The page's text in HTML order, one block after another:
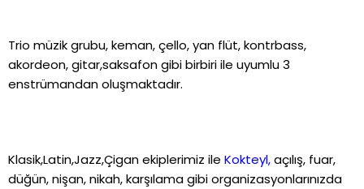
Trio müzik grubu, keman, çello, yan flüt, kontrbass,
akordeon, gitar,saksafon gibi birbiri ile uyumlu 3
enstrümandan oluşmaktadır.
Klasik,Latin,Jazz,Çigan ekiplerimiz ile Kokteyl,açılış, fuar,
düğün, nişan, nikah, karşılama gibi organizasyonlarınızda